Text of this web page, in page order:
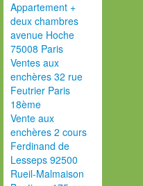
Appartement +
deux chambres
avenue Hoche
75008 Paris
Ventes aux
enchères 32 rue
Feutrier Paris
18ème
Vente aux
enchères 2 cours
Ferdinand de
Lesseps 92500
Rueil-Malmaison